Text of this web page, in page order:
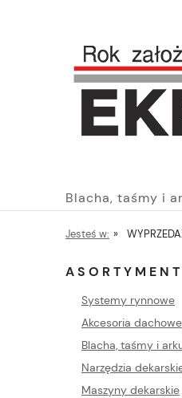
Blacha, taśmy i
Jesteś w: »
ASORTYMENT
Systemy rynnowe
Akcesoria dachowe
Blacha, taśmy i
Narzędzia
Maszyny dekarskie